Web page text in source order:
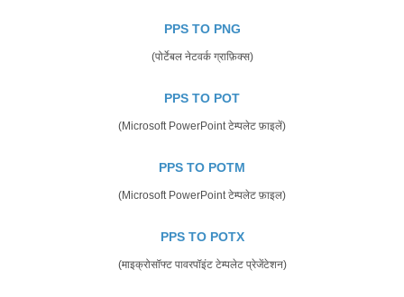
PPS TO PNG
(पोर्टेबल नेटवर्क ग्राफ़िक्स)
PPS TO POT
(Microsoft PowerPoint टेम्पलेट फ़ाइलें)
PPS TO POTM
(Microsoft PowerPoint टेम्पलेट फ़ाइल)
PPS TO POTX
(माइक्रोसॉफ्ट पावरपॉइंट टेम्पलेट प्रेजेंटेशन)